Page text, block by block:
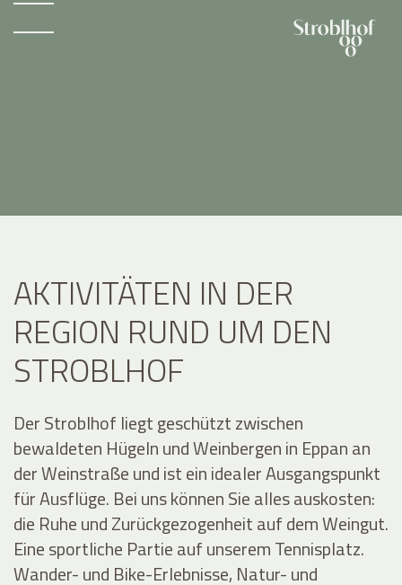
AKTIVITÄTEN IN DER
REGION RUND UM DEN
STROBLHOF
Der Stroblhof liegt geschützt zwischen
bewaldeten Hügeln und Weinbergen in Eppan an
der Weinstraße und ist ein idealer Ausgangspunkt
für Ausflüge. Bei uns können Sie alles auskosten:
die Ruhe und Zurückgezogenheit auf dem Weingut.
Eine sportliche Partie auf unserem Tennisplatz.
Wander- und Bike-Erlebnisse, Natur- und